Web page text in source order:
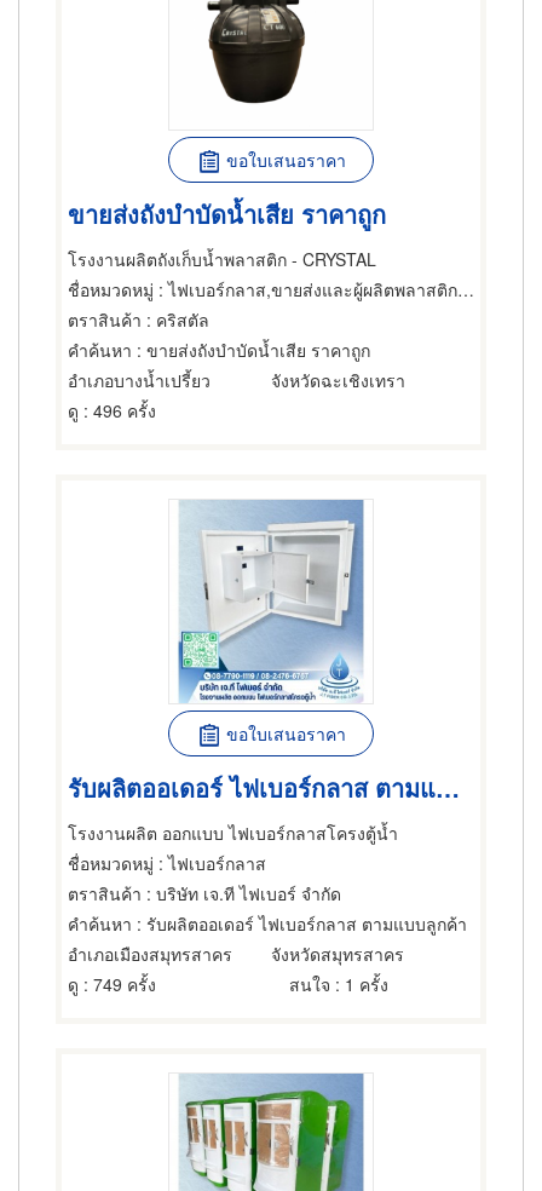
ขอใบเสนอราคา
ขายส่งถังบำบัดน้ำเสีย ราคาถูก
โรงงานผลิตถังเก็บน้ำพลาสติก - CRYSTAL
ชื่อหมวดหมู่ : ไฟเบอร์กลาส,ขายส่งและผู้ผลิตพลาสติกสำเร็จรูป,ผลิตภัณฑ์พลาสติก
ตราสินค้า : คริสตัล
คำค้นหา : ขายส่งถังบำบัดน้ำเสีย ราคาถูก
อำเภอบางน้ำเปรี้ยว
จังหวัดฉะเชิงเทรา
ดู : 496 ครั้ง
ขอใบเสนอราคา
รับผลิตออเดอร์ ไฟเบอร์กลาส ตามแบบลูกค้า
โรงงานผลิต ออกแบบ ไฟเบอร์กลาสโครงตู้น้ำ
ชื่อหมวดหมู่ : ไฟเบอร์กลาส
ตราสินค้า : บริษัท เจ.ที ไฟเบอร์ จำกัด
คำค้นหา : รับผลิตออเดอร์ ไฟเบอร์กลาส ตามแบบลูกค้า
อำเภอเมืองสมุทรสาคร
จังหวัดสมุทรสาคร
ดู : 749 ครั้ง สนใจ : 1 ครั้ง